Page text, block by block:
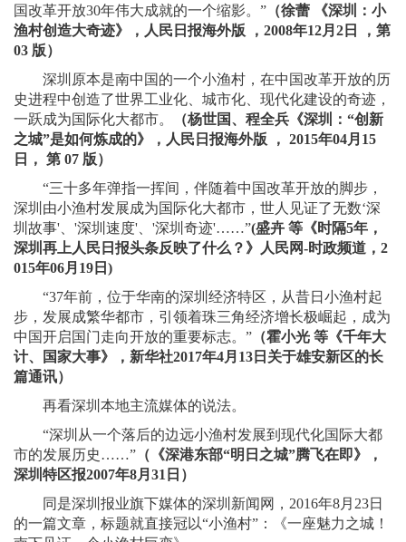
国改革开放30年伟大成就的一个缩影。” （徐蕾 《深圳：小
渔村创造大奇迹》，人民日报海外版 ，2008年12月2日 ，第
03 版）
深圳原本是南中国的一个小渔村，在中国改革开放的历
史进程中创造了世界工业化、城市化、现代化建设的奇迹，
一跃成为国际化大都市。
（杨世国、程全兵《深圳：“创新
之城”是如何炼成的》，人民日报海外版 ， 2015年04月15
日， 第 07 版）
“三十多年弹指一挥间，伴随着中国改革开放的脚步，
深圳由小渔村发展成为国际化大都市，世人见证了无数‘深
圳故事'、'深圳速度'、'深圳奇迹'……”(盛卉 等《时隔5年，
深圳再上人民日报头条反映了什么？》人民网-时政频道，2
015年06月19日)
“37年前，位于华南的深圳经济特区，从昔日小渔村起
步，发展成繁华都市，引领着珠三角经济增长极崛起，成为
中国开启国门走向开放的重要标志。” （霍小光 等《千年大
计、国家大事》，新华社2017年4月13日关于雄安新区的长
篇通讯）
再看深圳本地主流媒体的说法。
“深圳从一个落后的边远小渔村发展到现代化国际大都
市的发展历史……” （《深港东部“明日之城”腾飞在即》，
深圳特区报2007年8月31日）
同是深圳报业旗下媒体的深圳新闻网，2016年8月23日
的一篇文章，标题就直接冠以“小渔村”：《一座魅力之城！